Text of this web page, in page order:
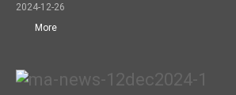
2024-12-26
More